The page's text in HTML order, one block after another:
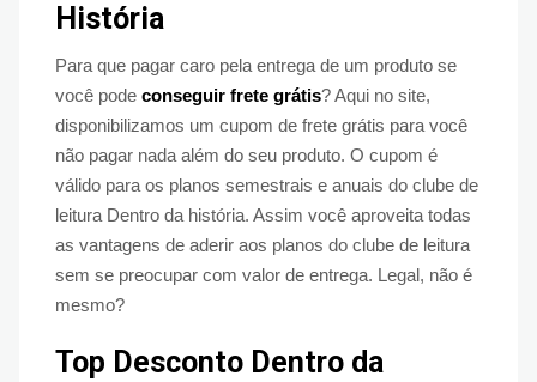
História
Para que pagar caro pela entrega de um produto se
você pode conseguir frete grátis? Aqui no site,
disponibilizamos um cupom de frete grátis para você
não pagar nada além do seu produto. O cupom é
válido para os planos semestrais e anuais do clube de
leitura Dentro da história. Assim você aproveita todas
as vantagens de aderir aos planos do clube de leitura
sem se preocupar com valor de entrega. Legal, não é
mesmo?
Top Desconto Dentro da